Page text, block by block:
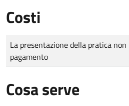
Costi
Tipo di pagamento
Importo
La presentazione della pratica
pagamento
Cosa serve